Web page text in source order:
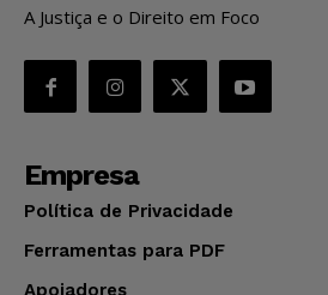
A Justiça e o Direito em Foco
Empresa
Política de Privacidade
Ferramentas para PDF
Apoiadores